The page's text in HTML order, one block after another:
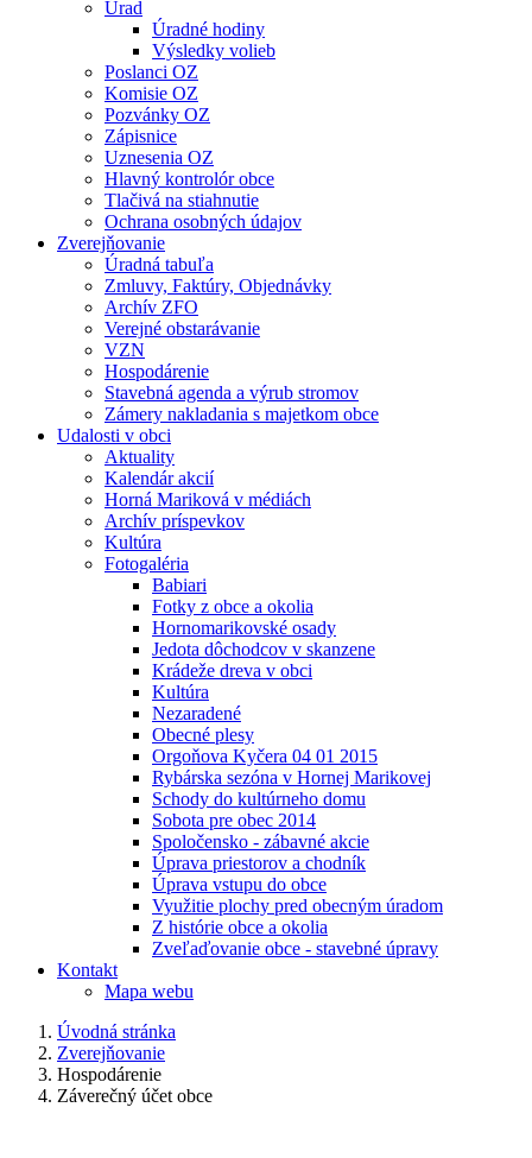
Úrad
Úradné hodiny
Výsledky volieb
Poslanci OZ
Komisie OZ
Pozvánky OZ
Zápisnice
Uznesenia OZ
Hlavný kontrolór obce
Tlačivá na stiahnutie
Ochrana osobných údajov
Zverejňovanie
Úradná tabuľa
Zmluvy, Faktúry, Objednávky
Archív ZFO
Verejné obstarávanie
VZN
Hospodárenie
Stavebná agenda a výrub stromov
Zámery nakladania s majetkom obce
Udalosti v obci
Aktuality
Kalendár akcií
Horná Mariková v médiách
Archív príspevkov
Kultúra
Fotogaléria
Babiari
Fotky z obce a okolia
Hornomarikovské osady
Jedota dôchodcov v skanzene
Krádeže dreva v obci
Kultúra
Nezaradené
Obecné plesy
Orgoňova Kyčera 04 01 2015
Rybárska sezóna v Hornej Marikovej
Schody do kultúrneho domu
Sobota pre obec 2014
Spoločensko - zábavné akcie
Úprava priestorov a chodník
Úprava vstupu do obce
Využitie plochy pred obecným úradom
Z histórie obce a okolia
Zveľaďovanie obce - stavebné úpravy
Kontakt
Mapa webu
Úvodná stránka
Zverejňovanie
Hospodárenie
Záverečný účet obce